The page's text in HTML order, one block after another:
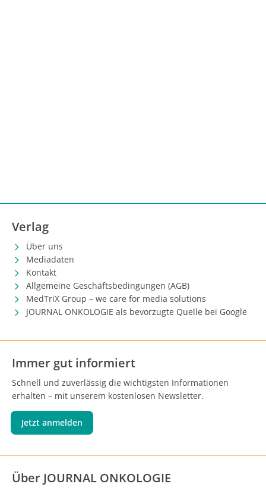
Verlag
Über uns
Mediadaten
Kontakt
Allgemeine Geschäftsbedingungen (AGB)
MedTriX Group – we care for media solutions
JOURNAL ONKOLOGIE als bevorzugte Quelle bei Google
Immer gut informiert
Schnell und zuverlässig die wichtigsten Informationen
erhalten – mit unserem kostenlosen Newsletter.
Jetzt anmelden
Über JOURNAL ONKOLOGIE